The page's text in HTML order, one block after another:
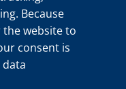
di registrazione della
marchi registrati di I-
essere utilizzati solo
Because
website to
consent is